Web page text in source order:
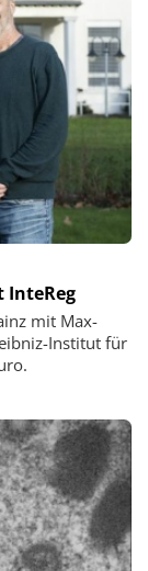
InteReg
mit Max-
Institut für